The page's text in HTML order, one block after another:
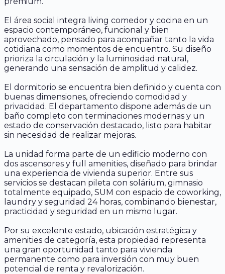
El área social integra living comedor y cocina en un
espacio contemporáneo, funcional y bien
aprovechado, pensado para acompañar tanto la vida
cotidiana como momentos de encuentro. Su diseño
prioriza la circulación y la luminosidad natural,
generando una sensación de amplitud y calidez.
El dormitorio se encuentra bien definido y cuenta con
buenas dimensiones, ofreciendo comodidad y
privacidad. El departamento dispone además de un
baño completo con terminaciones modernas y un
estado de conservación destacado, listo para habitar
sin necesidad de realizar mejoras.
La unidad forma parte de un edificio moderno con
dos ascensores y full amenities, diseñado para brindar
una experiencia de vivienda superior. Entre sus
servicios se destacan pileta con solárium, gimnasio
totalmente equipado, SUM con espacio de coworking,
laundry y seguridad 24 horas, combinando bienestar,
practicidad y seguridad en un mismo lugar.
Por su excelente estado, ubicación estratégica y
amenities de categoría, esta propiedad representa
una gran oportunidad tanto para vivienda
permanente como para inversión con muy buen
potencial de renta y revalorización.